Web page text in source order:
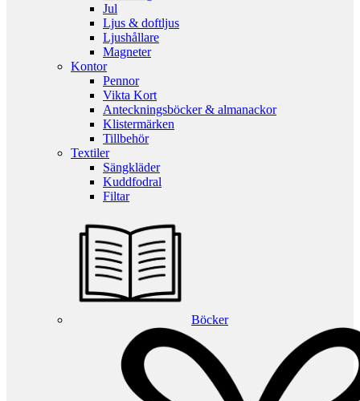
Jul
Ljus & doftljus
Ljushållare
Magneter
Kontor
Pennor
Vikta Kort
Anteckningsböcker & almanackor
Klistermärken
Tillbehör
Textiler
Sängkläder
Kuddfodral
Filtar
Böcker